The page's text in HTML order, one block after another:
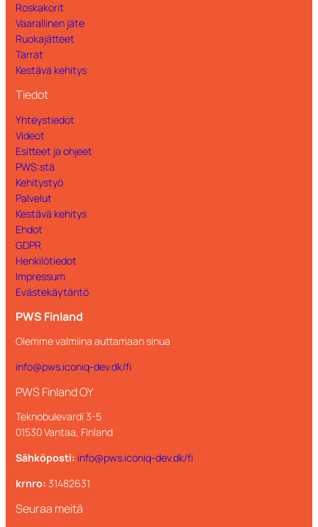
Roskakorit
Vaarallinen jäte
Ruokajätteet
Tarrat
Kestävä kehitys
Tiedot
Yhteystiedot
Videot
Esitteet ja ohjeet
PWS:stä
Kehitystyö
Palvelut
Kestävä kehitys
Ehdot
GDPR
Henkilötiedot
Impressum
Evästekäytäntö
PWS Finland
Olemme valmiina auttamaan sinua
info@pws.iconiq-dev.dk/fi
PWS Finland OY
Teknobulevardi 3-5
01530 Vantaa, Finland
Sähköposti: info@pws.iconiq-dev.dk/fi
krnro: 31482631
Seuraa meitä